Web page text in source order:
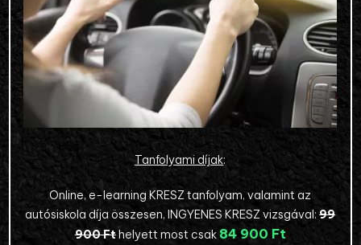
Tanfolyami díjak:
Online, e-learning KRESZ tanfolyam, valamint az
autósiskola díja összesen, INGYENES KRESZ vizsgával:99
900 Fthelyett most csak 84 900 Ft